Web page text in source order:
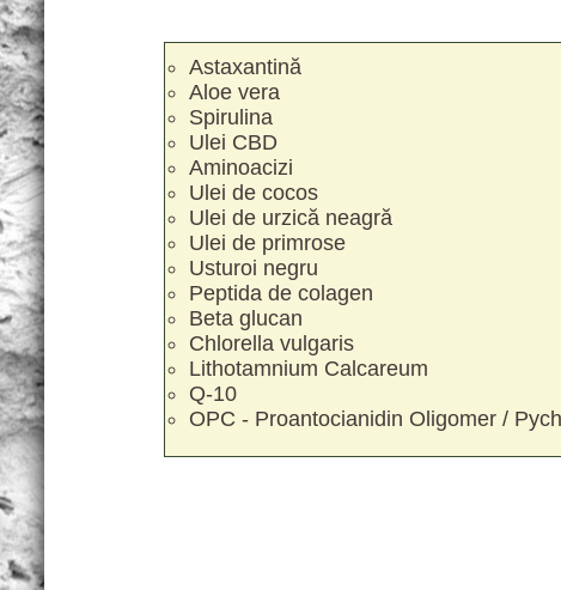
Astaxantină
Aloe vera
Spirulina
Ulei CBD
Aminoacizi
Ulei de cocos
Ulei de urzică neagră
Ulei de primrose
Usturoi negru
Peptida de colagen
Beta glucan
Chlorella vulgaris
Lithotamnium Calcareum
Q-10
OPC - Proantocianidin Oligomer /